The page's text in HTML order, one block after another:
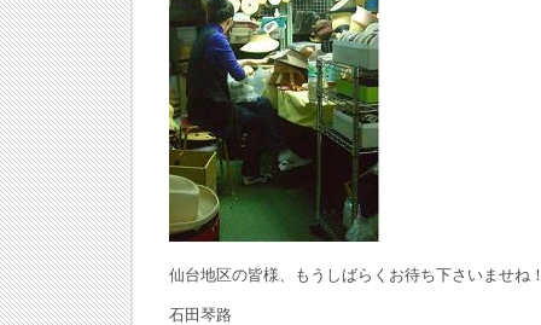
仙台地区の皆様、もうしばらくお待ち下さいませね
石田琴路